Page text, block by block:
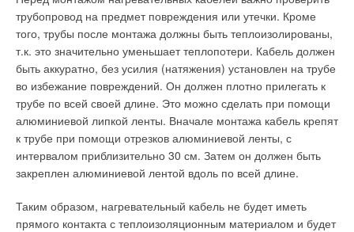
трубопровод на предмет повреждения или утечки. Кроме
того, трубы после монтажа должны быть теплоизолированы,
т.к. это значительно уменьшает теплопотери. Кабель должен
быть аккуратно, без усилия (натяжения) установлен на трубе
во избежание повреждений. Он должен плотно прилегать к
трубе по всей своей длине. Это можно сделать при помощи
алюминиевой липкой ленты. Вначале монтажа кабель крепят
к трубе при помощи отрезков алюминиевой ленты, с
интервалом приблизительно 30 см. Затем он должен быть
закреплен алюминиевой лентой вдоль по всей длине.
Таким образом, нагревательный кабель не будет иметь
прямого контакта с теплоизоляционным материалом и будет